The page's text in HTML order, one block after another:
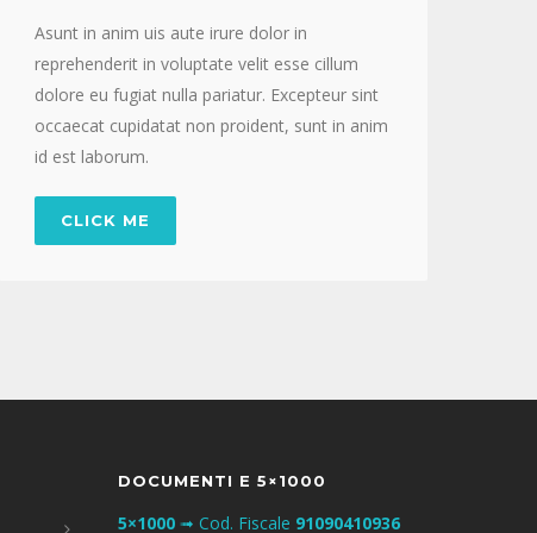
Asunt in anim uis aute irure dolor in
reprehenderit in voluptate velit esse cillum
dolore eu fugiat nulla pariatur. Excepteur sint
occaecat cupidatat non proident, sunt in anim
id est laborum.
CLICK ME
DOCUMENTI E 5×1000
5×1000 ➟ Cod. Fiscale 91090410936